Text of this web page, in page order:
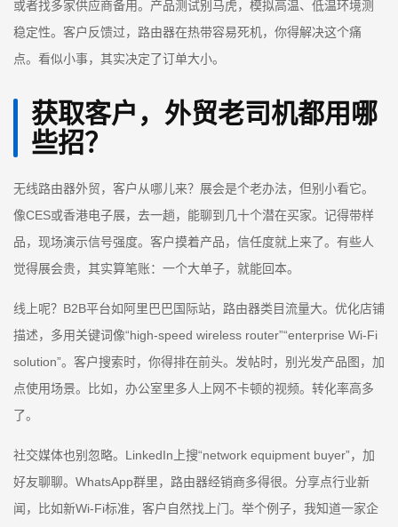
或者找多家供应商备用。产品测试别马虎，模拟高温、低温环境测
稳定性。客户反馈过，路由器在热带容易死机，你得解决这个痛
点。看似小事，其实决定了订单大小。
获取客户，外贸老司机都用哪
些招？
无线路由器外贸，客户从哪儿来？展会是个老办法，但别小看它。
像CES或香港电子展，去一趟，能聊到几十个潜在买家。记得带样
品，现场演示信号强度。客户摸着产品，信任度就上来了。有些人
觉得展会贵，其实算笔账：一个大单子，就能回本。
线上呢？B2B平台如阿里巴巴国际站，路由器类目流量大。优化店铺
描述，多用关键词像“high-speed wireless router”“enterprise Wi-Fi
solution”。客户搜索时，你得排在前头。发帖时，别光发产品图，加
点使用场景。比如，办公室里多人上网不卡顿的视频。转化率高多
了。
社交媒体也别忽略。LinkedIn上搜“network equipment buyer”，加
好友聊聊。WhatsApp群里，路由器经销商多得很。分享点行业新
闻，比如新Wi-Fi标准，客户自然找上门。举个例子，我知道一家企